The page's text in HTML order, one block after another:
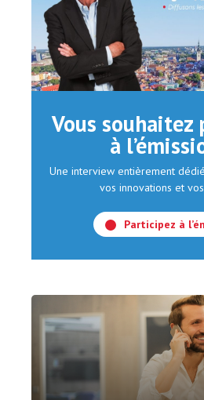
Vous
à
Une interview entièrement
vos innovations et
Participez à